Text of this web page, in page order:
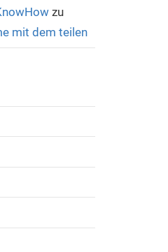
zu
mit dem teilen